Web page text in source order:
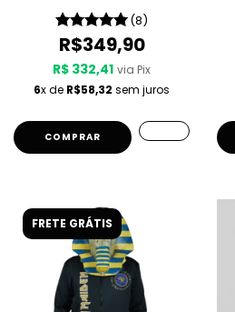
(8)
R$349,90
R$ 332,41 via Pix
6x de R$58,32 sem juros
COMPRAR
FRETE GRÁTIS